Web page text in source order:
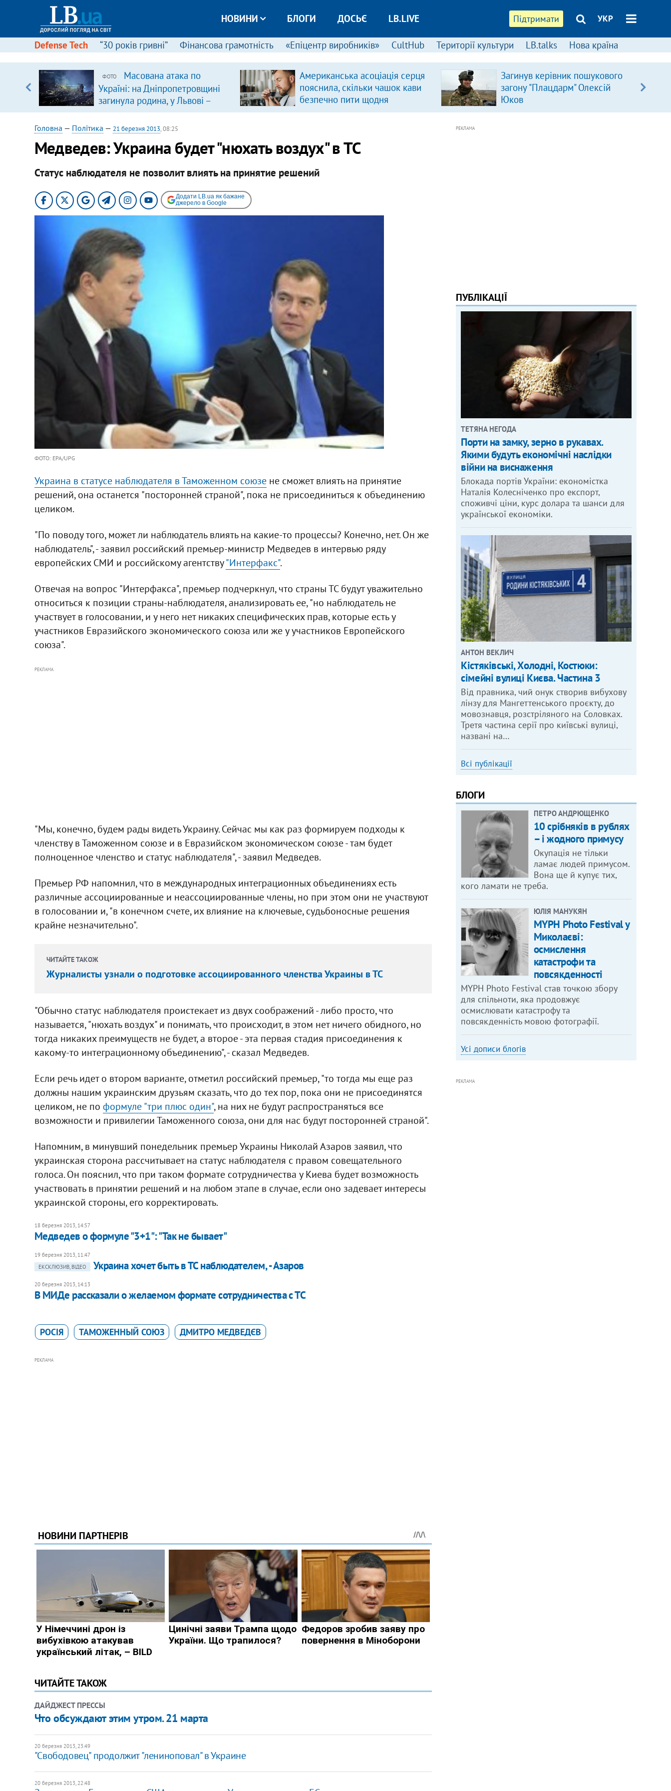
Підтримати УКР
НОВИНИ БЛОГИ ДОСЬЄ LB.LIVE
Defense Tech “30 років гривні” Фінансова грамотність «Епіцентр виробників» CultHub Території культури LB.talks Нова країна
ФОТО
Масована атака по
Україні: на Дніпропетровщині
загинула родина, у Львові –
удар по багатоповерхівках
(доповнюється)
Американська асоціація серця
пояснила, скільки чашок кави
безпечно пити щодня
Загинув керівник пошукового
загону "Плацдарм" Олексій
Юков
Головна — Політика — 21 березня 2013, 08:25
Медведев: Украина будет "нюхать воздух" в ТС
Статус наблюдателя не позволит влиять на принятие решений
Додати LB.ua як бажане
джерело в Google
ФОТО: EPA/UPG
Украина в статусе наблюдателя в Таможенном союзене сможет влиять на принятие
решений, она останется "посторонней страной", пока не присоединиться к объединению
целиком.
"По поводу того, может ли наблюдатель влиять на какие-то процессы? Конечно, нет. Он же
наблюдатель", - заявил российский премьер-министр Медведев в интервью ряду
европейских СМИ и российскому агентству"Интерфакс".
Отвечая на вопрос "Интерфакса", премьер подчеркнул, что страны ТС будут уважительно
относиться к позиции страны-наблюдателя, анализировать ее, "но наблюдатель не
участвует в голосовании, и у него нет никаких специфических прав, которые есть у
участников Евразийского экономического союза или же у участников Европейского
союза".
РЕКЛАМА
"Мы, конечно, будем рады видеть Украину. Сейчас мы как раз формируем подходы к
членству в Таможенном союзе и в Евразийском экономическом союзе - там будет
полноценное членство и статус наблюдателя", - заявил Медведев.
Премьер РФ напомнил, что в международных интеграционных объединениях есть
различные ассоциированные и неассоциированные члены, но при этом они не участвуют
в голосовании и, "в конечном счете, их влияние на ключевые, судьбоносные решения
крайне незначительно".
ЧИТАЙТЕ ТАКОЖ
Журналисты узнали о подготовке ассоциированного членства Украины в ТС
"Обычно статус наблюдателя проистекает из двух соображений - либо просто, что
называется, "нюхать воздух" и понимать, что происходит, в этом нет ничего обидного, но
тогда никаких преимуществ не будет, а второе - эта первая стадия присоединения к
какому-то интеграционному объединению", - сказал Медведев.
Если речь идет о втором варианте, отметил российский премьер, "то тогда мы еще раз
должны нашим украинским друзьям сказать, что до тех пор, пока они не присоединятся
целиком, не по формуле "три плюс один", на них не будут распространяться все
возможности и привилегии Таможенного союза, они для нас будут посторонней страной".
Напомним, в минувший понедельник премьер Украины Николай Азаров заявил, что
украинская сторона рассчитывает на статус наблюдателя с правом совещательного
голоса. Он пояснил, что при таком формате сотрудничества у Киева будет возможность
участвовать в принятии решений и на любом этапе в случае, если оно задевает интересы
украинской стороны, его корректировать.
18 березня 2013, 14:57
Медведев о формуле "3+1": "Так не бывает"
19 березня 2013, 11:47
ЕКСКЛЮЗИВ, ВІДЕО
Украина хочет быть в ТС наблюдателем, - Азаров
20 березня 2013, 14:13
В МИДе рассказали о желаемом формате сотрудничества с ТС
РОСІЯ ТАМОЖЕННЫЙ СОЮЗ ДМИТРО МЕДВЕДЄВ
РЕКЛАМА
ЧИТАЙТЕ ТАКОЖ
ДАЙДЖЕСТ ПРЕССЫ
Что обсуждают этим утром. 21 марта
20 березня 2013, 23:49
"Свободовец" продолжит "лениноповал" в Украине
20 березня 2013, 22:48
РЕКЛАМА
ПУБЛІКАЦІЇ
ТЕТЯНА НЕГОДА
Порти на замку, зерно в рукавах.
Якими будуть економічні наслідки
війни на виснаження
Блокада портів України: економістка
Наталія Колесніченко про експорт,
споживчі ціни, курс долара та шанси для
української економіки.
АНТОН ВЕКЛИЧ
Кістяківські, Холодні, Костюки:
сімейні вулиці Києва. Частина 3
Від правника, чий онук створив вибухову
лінзу для Мангеттенського проєкту, до
мовознавця, розстріляного на Соловках.
Третя частина серії про київські вулиці,
названі на…
Всі публікації
БЛОГИ
ПЕТРО АНДРЮЩЕНКО
10 срібняків в рублях
– і жодного примусу
Окупація не тільки
ламає людей примусом.
Вона ще й купує тих,
кого ламати не треба.
ЮЛІЯ МАНУКЯН
MYPH Photo Festival у
Миколаєві:
осмислення
катастрофи та
повсякденності
MYPH Photo Festival став точкою збору
для спільноти, яка продовжує
осмислювати катастрофу та
повсякденність мовою фотографії.
Усі дописи блогів
РЕКЛАМА